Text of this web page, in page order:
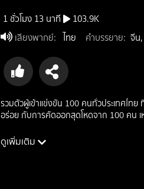
1 ชั่วโมง 13 นาที
103.9K
เสียงพากย์: ไทย คำบรรยาย: จีน
รวมตัวผู้เข้าแข่งขัน 100 คนทั่วประเทศไทย
อร่อย กับการคัดออกสุดโหดจาก 100 คน
นักแสดง: สุจิรา อรุณพิพัฒน์, ณัฏฐพล ภวไ
ดูเพิ่มเติม